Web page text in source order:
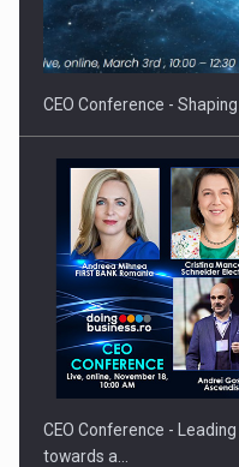
Proteinmaxxing and the
CEO Conference -
CEO Conference -
towards a…